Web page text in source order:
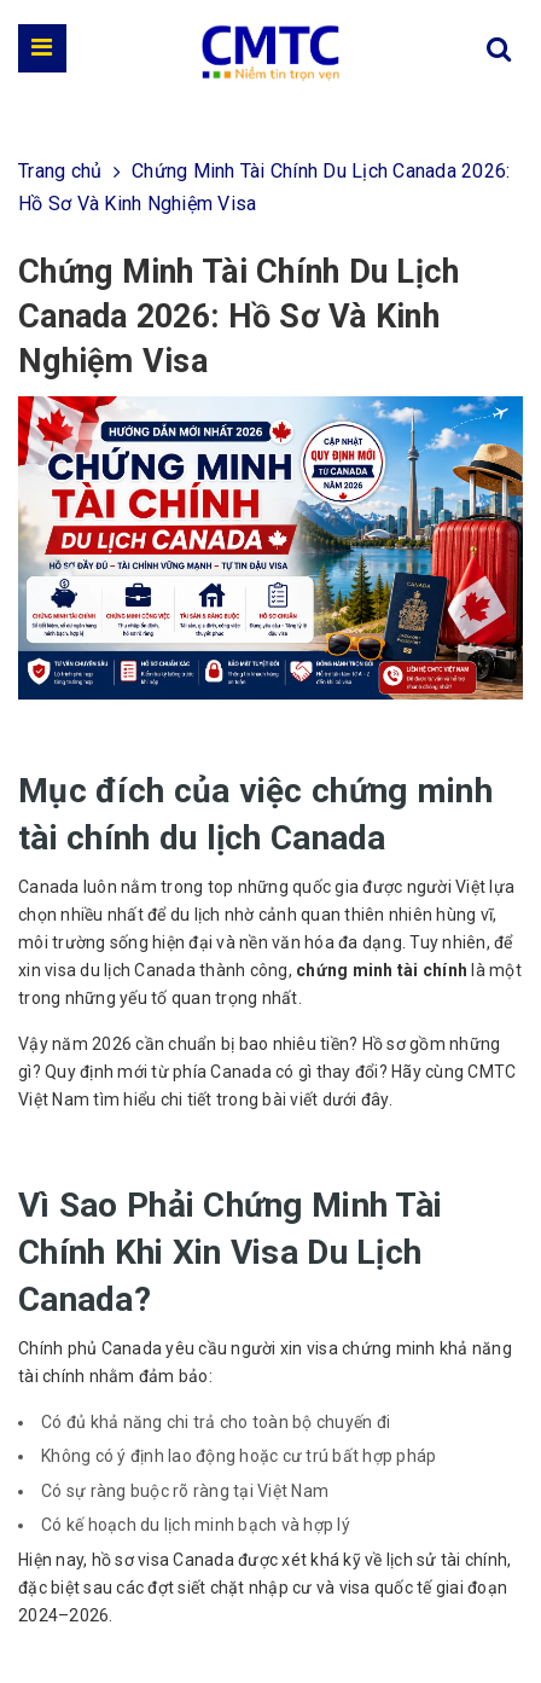
Trang chủ
Chứng Minh Tài Chính Du Lịch Canada 2026:
Hồ Sơ Và Kinh Nghiệm Visa
Chứng Minh Tài Chính Du Lịch
Canada 2026: Hồ Sơ Và Kinh
Nghiệm Visa
Mục đích của việc chứng minh
tài chính du lịch Canada
Canada luôn nằm trong top những quốc gia được người Việt lựa
chọn nhiều nhất để du lịch nhờ cảnh quan thiên nhiên hùng vĩ,
môi trường sống hiện đại và nền văn hóa đa dạng. Tuy nhiên, để
xin visa du lịch Canada thành công, chứng minh tài chính là một
trong những yếu tố quan trọng nhất.
Vậy năm 2026 cần chuẩn bị bao nhiêu tiền? Hồ sơ gồm những
gì? Quy định mới từ phía Canada có gì thay đổi? Hãy cùng CMTC
Việt Nam tìm hiểu chi tiết trong bài viết dưới đây.
Vì Sao Phải Chứng Minh Tài
Chính Khi Xin Visa Du Lịch
Canada?
Chính phủ Canada yêu cầu người xin visa chứng minh khả năng
tài chính nhằm đảm bảo:
Có đủ khả năng chi trả cho toàn bộ chuyến đi
Không có ý định lao động hoặc cư trú bất hợp pháp
Có sự ràng buộc rõ ràng tại Việt Nam
Có kế hoạch du lịch minh bạch và hợp lý
Hiện nay, hồ sơ visa Canada được xét khá kỹ về lịch sử tài chính,
đặc biệt sau các đợt siết chặt nhập cư và visa quốc tế giai đoạn
2024–2026.